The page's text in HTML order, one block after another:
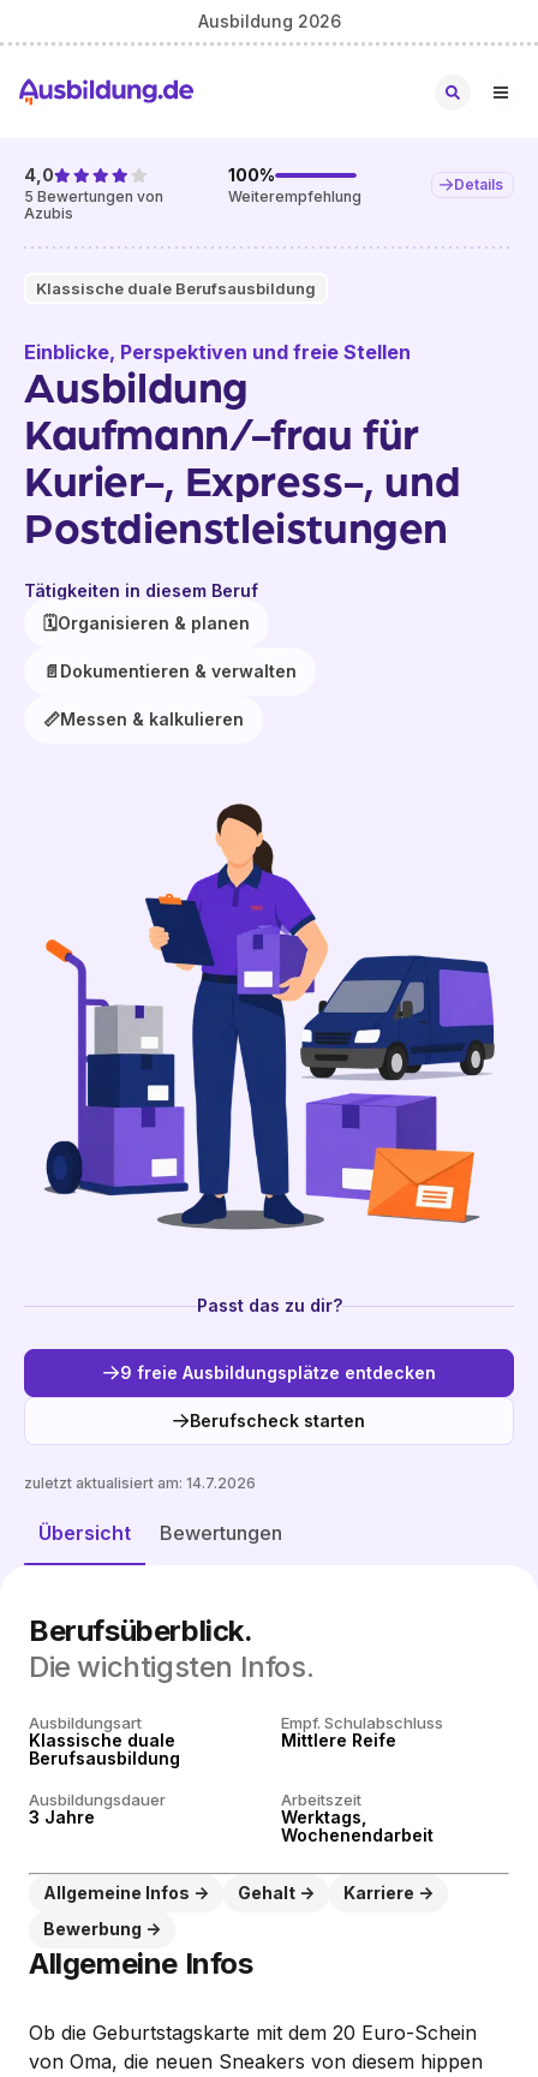
Ausbildung 2026
Klassische duale Berufsausbildung
4,0
5 Bewertungen von
Azubis
100%
Weiterempfehlung
Details
Einblicke, Perspektiven und freie Stellen
Ausbildung
Kaufmann/-frau für
Kurier-, Express-, und
Postdienstleistungen
Tätigkeiten in diesem Beruf
🗓️Organisieren & planen
📄 Dokumentieren & verwalten
📏Messen & kalkulieren
Passt das zu dir?
9 freie Ausbildungsplätze entdecken
Berufscheck starten
Übersicht Bewertungen
zuletzt aktualisiert am: 14.7.2026
Berufsüberblick.
Die wichtigsten Infos.
Ausbildungsart
Klassische duale
Berufsausbildung
Empf. Schulabschluss
Mittlere Reife
Ausbildungsdauer
3 Jahre
Arbeitszeit
Werktags,
Wochenendarbeit
Allgemeine Infos Gehalt
Karriere
Bewerbung
Allgemeine Infos
Ob die Geburtstagskarte mit dem 20 Euro-Schein
von Oma, die neuen Sneakers von diesem hippen